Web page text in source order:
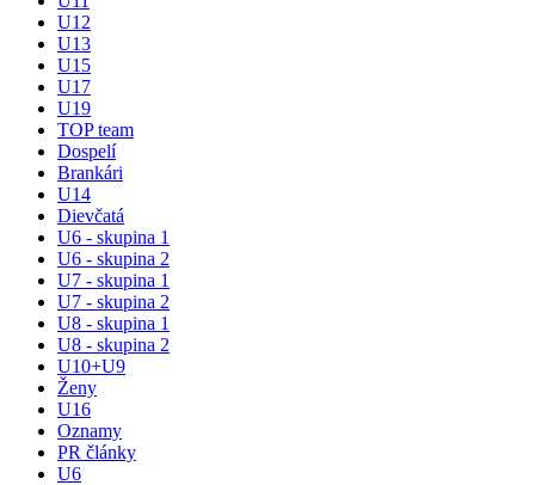
U12
U13
U15
U17
U19
TOP team
Dospelí
Brankári
U14
Dievčatá
U6 - skupina 1
U6 - skupina 2
U7 - skupina 1
U7 - skupina 2
U8 - skupina 1
U8 - skupina 2
U10+U9
Ženy
U16
Oznamy
PR články
U6